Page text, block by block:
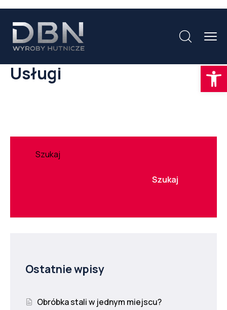
Usługi
Szukaj
Szukaj
Ostatnie wpisy
Obróbka stali w jednym miejscu?